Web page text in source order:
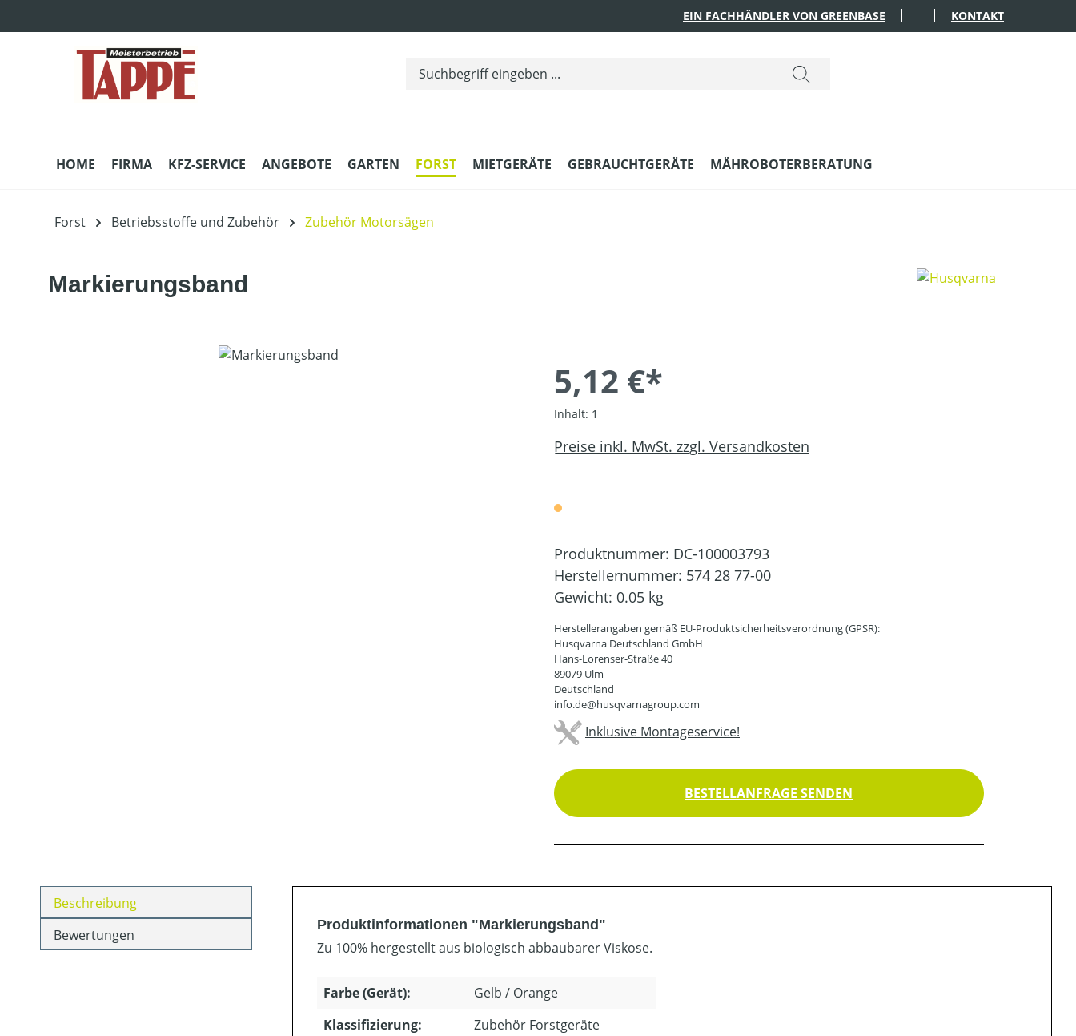
EIN FACHHÄNDLER VON GREENBASE KONTAKT
HOME FIRMA KFZ-SERVICE ANGEBOTE GARTEN FORST MIETGERÄTE GEBRAUCHTGERÄTE MÄHROBOTERBERATUNG
Forst Betriebsstoffe und Zubehör Zubehör Motorsägen
Markierungsband
5,12 €*
Inhalt: 1
Preise inkl. MwSt. zzgl. Versandkosten
Produktnummer: DC-100003793
Herstellernummer: 574 28 77-00
Gewicht: 0.05 kg
Herstellerangaben gemäß EU-Produktsicherheitsverordnung (GPSR):
Husqvarna Deutschland GmbH
Hans-Lorenser-Straße 40
89079 Ulm
Deutschland
info.de@husqvarnagroup.com
Inklusive Montageservice!
BESTELLANFRAGE SENDEN
Beschreibung
Bewertungen
Produktinformationen "Markierungsband"
Zu 100% hergestellt aus biologisch abbaubarer Viskose.
Farbe (Gerät):
Gelb / Orange
Klassifizierung:
Zubehör Forstgeräte